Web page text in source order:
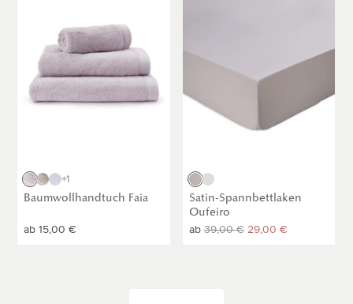
Baumwollhandtuch Faia
Mauve
Steingrau
Weiß
+1
Normaler
ab 15,00 €
Satin-Spannbettlaken
Oufeiro
Hellgrau
Weiß
Normaler
ab 39,00 €
Normaler
29,00 €